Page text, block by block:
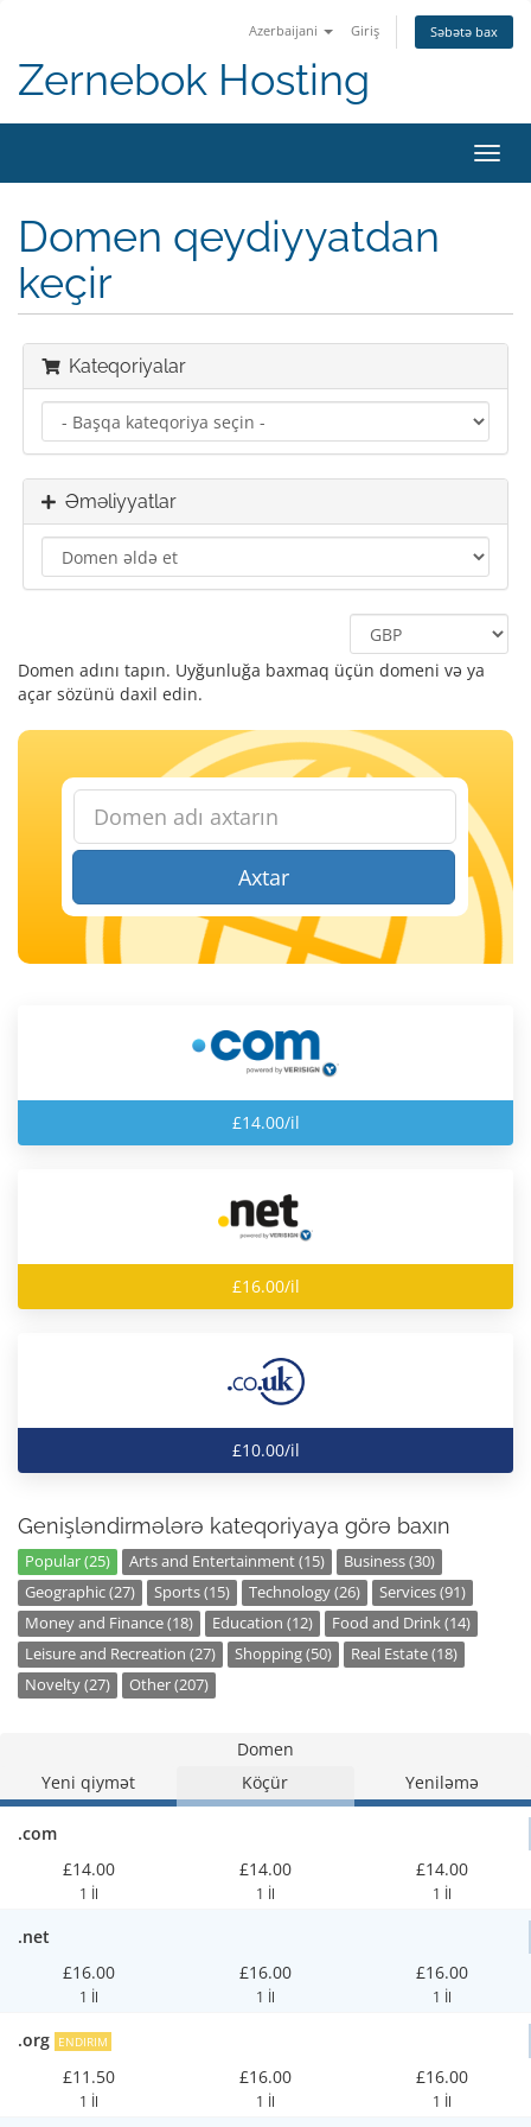
Azerbaijani Giriş Səbətə bax
Zernebok Hosting
keçid
Domen qeydiyyatdan
keçir
Kateqoriyalar
Əməliyyatlar
Domen adını tapın. Uyğunluğa baxmaq üçün domeni və ya
açar sözünü daxil edin.
Axtar
£14.00/il
£16.00/il
£10.00/il
Genişləndirmələrə kateqoriyaya görə baxın
Popular (25) Arts and Entertainment (15)
Business (30)
Geographic (27)
Sports (15) Technology (26)
Services (91)
Money and Finance (18)
Education (12)
Food and Drink (14)
Leisure and Recreation (27)
Shopping (50)
Real Estate (18)
Novelty (27)
Other (207)
Domen
Yeni qiymət
Köçür Yeniləmə
.com
£14.00
1 İl
£14.00
1 İl
£14.00
1 İl
.net
£16.00
1 İl
£16.00
1 İl
£16.00
1 İl
.org ENDIRIM
£11.50
1 İl
£16.00
1 İl
£16.00
1 İl